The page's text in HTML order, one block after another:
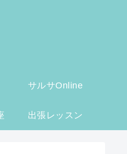
サルサOnline
出張レッスン